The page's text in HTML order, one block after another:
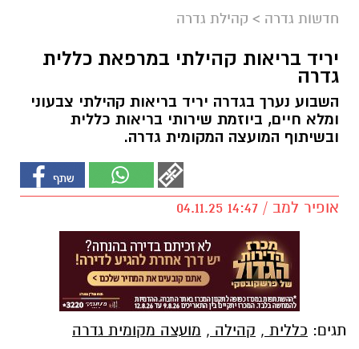
חדשות גדרה > קהילת גדרה
יריד בריאות קהילתי במרפאת כללית
גדרה
השבוע נערך בגדרה יריד בריאות קהילתי צבעוני
ומלא חיים, ביוזמת שירותי בריאות כללית
ובשיתוף המועצה המקומית גדרה.
אופיר למב / 14:47 04.11.25
תגים: כללית , קהילה , מועצה מקומית גדרה